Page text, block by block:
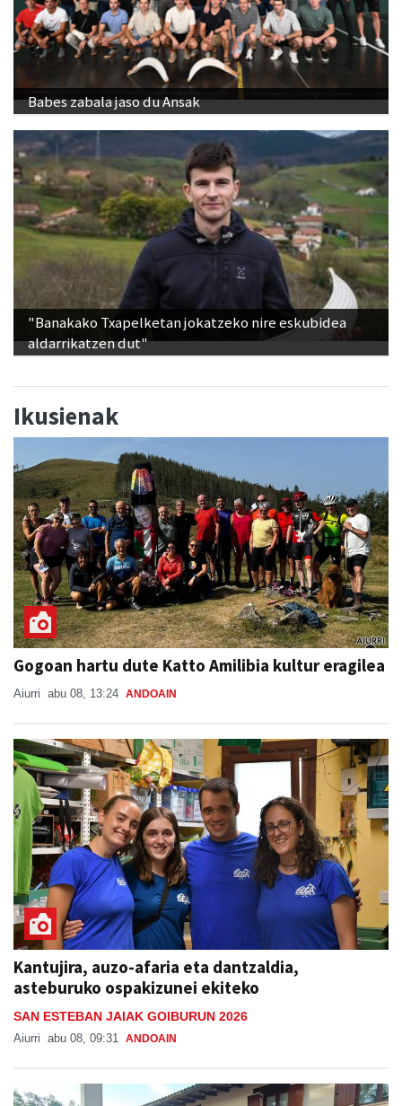
Babes zabala jaso du Ansak
"Banakako Txapelketan jokatzeko nire eskubidea
aldarrikatzen dut"
Ikusienak
Gogoan hartu dute Katto Amilibia kultur eragilea
Aiurri abu 08, 13:24 ANDOAIN
Kantujira, auzo-afaria eta dantzaldia,
asteburuko ospakizunei ekiteko
SAN ESTEBAN JAIAK GOIBURUN 2026
Aiurri abu 08, 09:31 ANDOAIN